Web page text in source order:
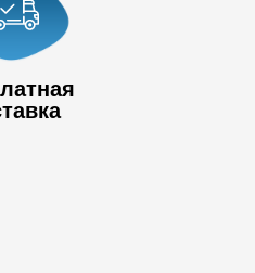
727 390 50
32